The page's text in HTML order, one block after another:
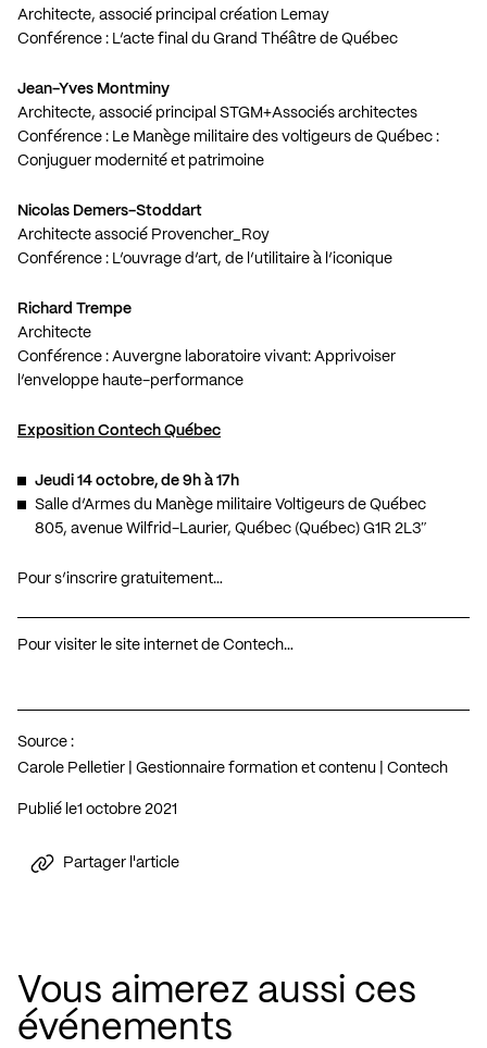
Architecte, associé principal création Lemay
Conférence : L’acte final du Grand Théâtre de Québec
Jean-Yves Montminy
Architecte, associé principal STGM+Associés architectes
Conférence : Le Manège militaire des voltigeurs de Québec :
Conjuguer modernité et patrimoine
Nicolas Demers-Stoddart
Architecte associé Provencher_Roy
Conférence : L’ouvrage d’art, de l’utilitaire à l’iconique
Richard Trempe
Architecte
Conférence : Auvergne laboratoire vivant: Apprivoiser
l’enveloppe haute-performance
Exposition Contech Québec
Jeudi 14 octobre, de 9h à 17h
Salle d’Armes du Manège militaire Voltigeurs de Québec
805, avenue Wilfrid-Laurier, Québec (Québec) G1R 2L3″
Pour s’inscrire gratuitement…
Pour visiter le site internet de Contech…
Source :
Carole Pelletier | Gestionnaire formation et contenu | Contech
Publié le 1 octobre 2021
Partager l'article
Vous aimerez aussi ces
événements